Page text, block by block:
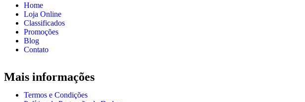
Home
Loja Online
Classificados
Promoções
Blog
Contato
Mais informações
Termos e Condições